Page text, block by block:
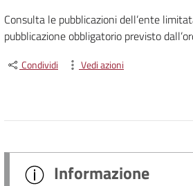
Consulta le pubblicazioni dell’ente
pubblicazione obbligatorio previsto
Condividi Vedi azioni
Informazione